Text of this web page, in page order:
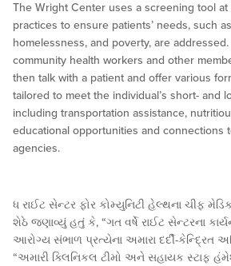
The Wright Center uses a screening tool at
practices to ensure patients’ needs, such
homelessness, and poverty, are addressed.
community health workers and other
then talk with a patient and offer various
tailored to meet the individual’s short- and
including transportation assistance,
educational opportunities and connections
agencies.
ધ રાઈટ સેન્ટર ફોર કોમ્યુનિટી હેલ્થના ચીફ
શેઠે જણાવ્યું હતું કે, “ગત વર્ષે રાઈટ સેન્ટરના
આરોગ્ય સંભાળ પ્રત્યેના અમારા દર્દી-કેન્દ્રિત
“અમારી ક્લિનિકલ ટીમો અને સહાયક સ્ટાફ